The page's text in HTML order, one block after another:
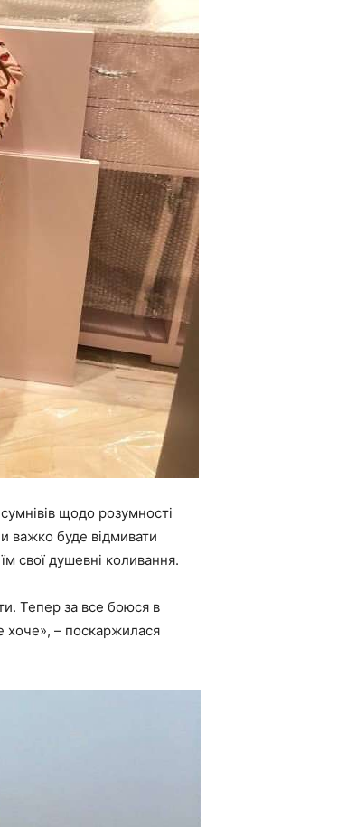
щодо розумності
важко буде відмивати
свої душевні коливання.
Тепер за все боюся в
хоче», – поскаржилася